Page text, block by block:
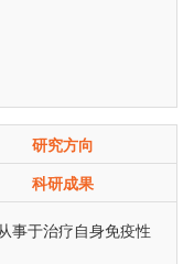
研究方向
科研成果
事于治疗自身免疫性